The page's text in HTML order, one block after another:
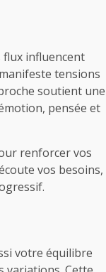
flux influencent
tensions
soutient une
pensée et
renforcer vos
vos besoins,
votre équilibre